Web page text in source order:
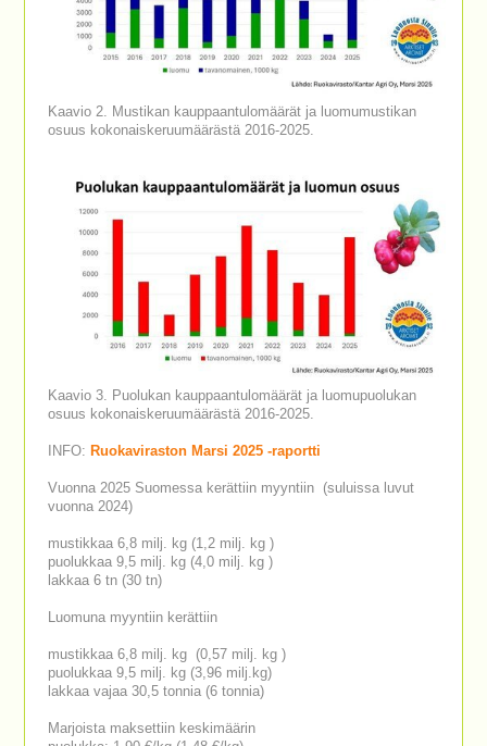
Kaavio 2. Mustikan kauppaantulomäärät ja luomumustikan
osuus kokonaiskeruumäärästä 2016-2025.
Kaavio 3. Puolukan kauppaantulomäärät ja luomupuolukan
osuus kokonaiskeruumäärästä 2016-2025.
INFO: Ruokaviraston Marsi 2025 -raportti
Vuonna 2025 Suomessa kerättiin myyntiin (suluissa luvut
vuonna 2024)
mustikkaa 6,8 milj. kg (1,2 milj. kg )
puolukkaa 9,5 milj. kg (4,0 milj. kg )
lakkaa 6 tn (30 tn)
Luomuna myyntiin kerättiin
mustikkaa 6,8 milj. kg (0,57 milj. kg )
puolukkaa 9,5 milj. kg (3,96 milj.kg)
lakkaa vajaa 30,5 tonnia (6 tonnia)
Marjoista maksettiin keskimäärin